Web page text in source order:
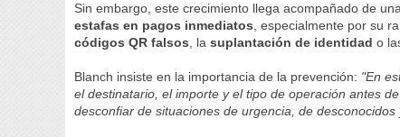
Sin embargo, este crecimiento llega acompañado de
estafas en pagos inmediatos , especialmente por su
códigos QR falsos , lasuplantación de identidad o
Blanch insiste en la importancia de la prevención: "En
el destinatario, el importe y el tipo de operación antes
desconfiar de situaciones de urgencia, de